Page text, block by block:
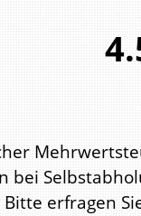
bei
erfragen